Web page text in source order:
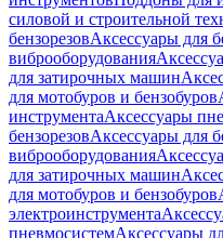
силовой и строительной
бензорезовАксессуары для
виброоборудования
для затирочных машин
для мотобуров и бензобуров
инструментаАксессуары
бензорезовАксессуары для
виброоборудования
для затирочных машин
для мотобуров и бензобуров
электроинструмента
пневмосистемАксессуары